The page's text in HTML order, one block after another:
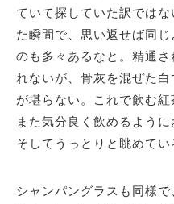
ていて探していた訳では
た瞬間で、思い返せば同
のも多々あるなと。精通
れないが、骨灰を混ぜた
が堪らない。これで飲む紅
また気分良く飲めるよう
そしてうっとりと眺めてい
シャンパングラスも同様